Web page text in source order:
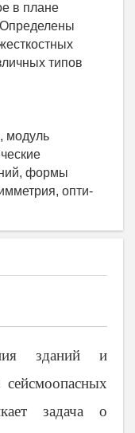
в плане
Определены
типов
модуль
формы
опти-
зданий и
задача о